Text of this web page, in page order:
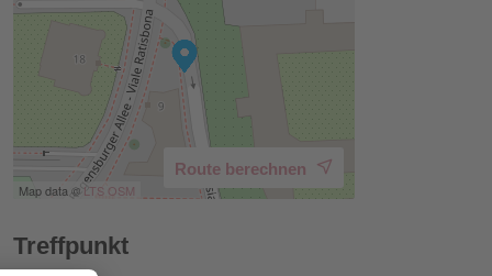
Map data © LTS OSM
Route berechnen
Treffpunkt